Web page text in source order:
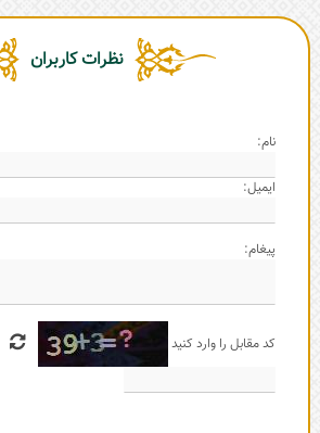
نظرات کاربران
نام:
ایمیل:
پیغام:
کد مقابل را وارد کنید